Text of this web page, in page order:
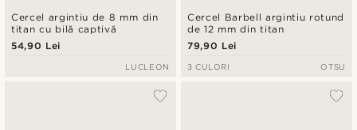
Cercel argintiu de 8 mm din
titan cu bilă captivă
54,90 Lei
LUCLEON
Cercel Barbell argintiu rotund
de 12 mm din titan
79,90 Lei
3 CULORI OTSU